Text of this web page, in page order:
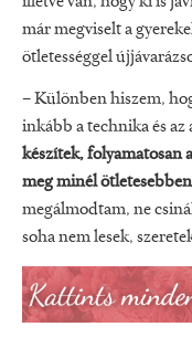
már megviselt a
ötletességgel
– Különben hiszem,
inkább a technika és az
készítek, folyamatosan
meg minél
megálmodtam, ne
soha nem lesek,